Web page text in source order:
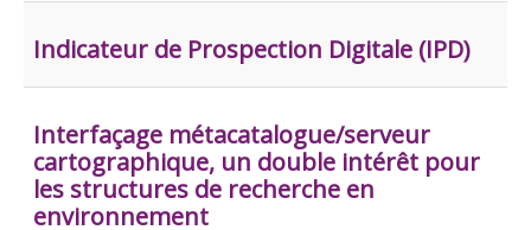
Indicateur de Prospection Digitale (IPD)
Interfaçage métacatalogue/serveur
cartographique, un double intérêt pour
les structures de recherche en
environnement